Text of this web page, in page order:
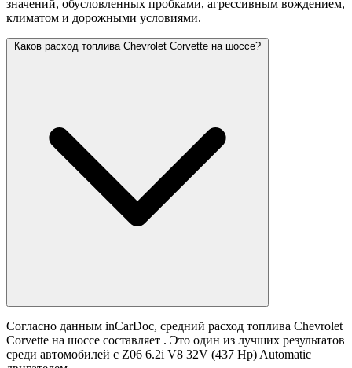
значений, обусловленных пробками, агрессивным вождением,
климатом и дорожными условиями.
Каков расход топлива Chevrolet Corvette на шоссе?
Согласно данным inCarDoc, средний расход топлива Chevrolet
Corvette на шоссе составляет . Это один из лучших результатов
среди автомобилей с Z06 6.2i V8 32V (437 Hp) Automatic